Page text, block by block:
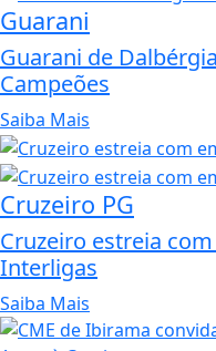
Guarani
Guarani de
Campeões
Saiba Mais
Cruzeiro PG
Cruzeiro estreia
Interligas
Saiba Mais